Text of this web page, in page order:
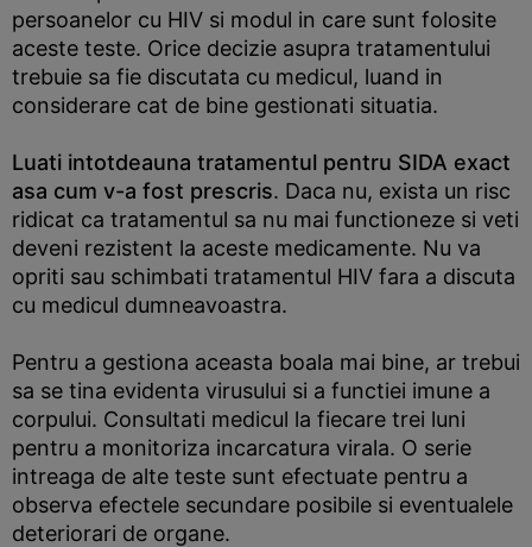
persoanelor cu HIV si modul in care sunt folosite
aceste teste. Orice decizie asupra tratamentului
trebuie sa fie discutata cu medicul, luand in
considerare cat de bine gestionati situatia.
Luati intotdeauna tratamentul pentru SIDA exact
asa cum v-a fost prescris. Daca nu, exista un risc
ridicat ca tratamentul sa nu mai functioneze si veti
deveni rezistent la aceste medicamente. Nu va
opriti sau schimbati tratamentul HIV fara a discuta
cu medicul dumneavoastra.
Pentru a gestiona aceasta boala mai bine, ar trebui
sa se tina evidenta virusului si a functiei imune a
corpului. Consultati medicul la fiecare trei luni
pentru a monitoriza incarcatura virala. O serie
intreaga de alte teste sunt efectuate pentru a
observa efectele secundare posibile si eventualele
deteriorari de organe.